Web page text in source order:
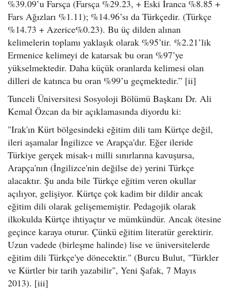
%39.09’u Farsça (Farsça %29.23, + Eski İranca %8.85 +
Fars Ağızları %1.11); %14.96’sı da Türkçedir. (Türkçe
%14.73 + Azerice%0.23). Bu üç dilden alınan
kelimelerin toplamı yaklaşık olarak %95’tir. %2.21’lik
Ermenice kelimeyi de katarsak bu oran %97’ye
yükselmektedir. Daha küçük oranlarda kelimesi olan
dilleri de katınca bu oran %99’u geçmektedir.” [ii]
Tunceli Üniversitesi Sosyoloji Bölümü Başkanı Dr. Ali
Kemal Özcan da bir açıklamasında diyordu ki:
"Irak'ın Kürt bölgesindeki eğitim dili tam Kürtçe değil,
ileri aşamalar İngilizce ve Arapça'dır. Eğer ileride
Türkiye gerçek misak-ı milli sınırlarına kavuşursa,
Arapça'nın (İngilizce'nin değilse de) yerini Türkçe
alacaktır. Şu anda bile Türkçe eğitim veren okullar
açılıyor, gelişiyor. Kürtçe çok kadim bir dildir ancak
eğitim dili olarak gelişememiştir. Pedagojik olarak
ilkokulda Kürtçe ihtiyaçtır ve mümkündür. Ancak ötesine
geçince karaya oturur. Çünkü eğitim literatür gerektirir.
Uzun vadede (birleşme halinde) lise ve üniversitelerde
eğitim dili Türkçe'ye dönecektir." (Burcu Bulut, "Türkler
ve Kürtler bir tarih yazabilir", Yeni Şafak, 7 Mayıs
2013). [iii]